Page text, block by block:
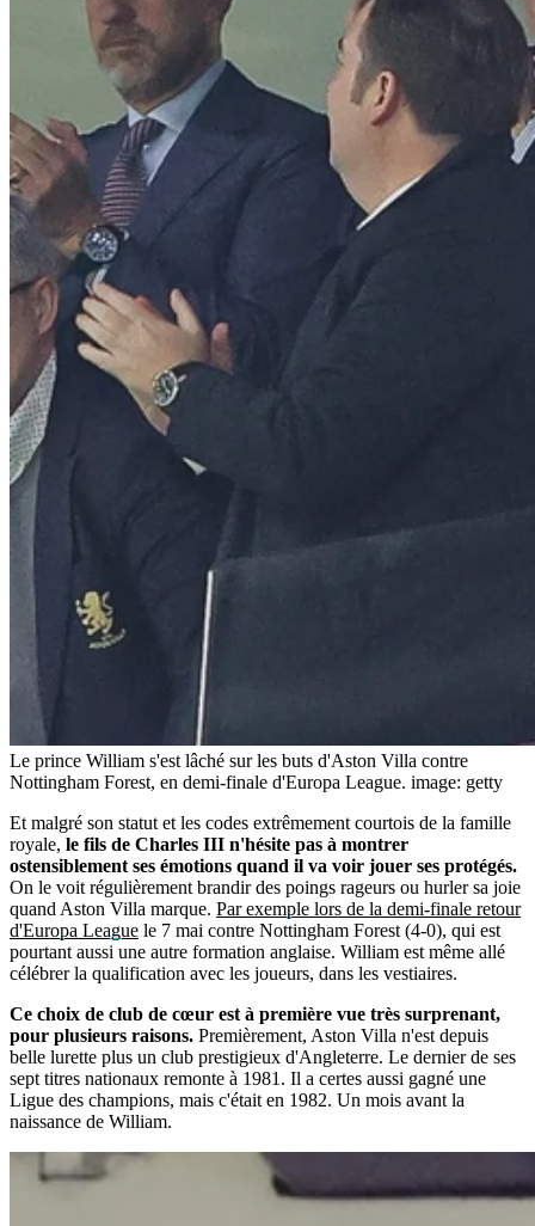
Le prince William s'est lâché sur les buts d'Aston Villa contre
Nottingham Forest, en demi-finale d'Europa League. image: getty
Et malgré son statut et les codes extrêmement courtois de la famille
royale, le fils de Charles III n'hésite pas à montrer
ostensiblement ses émotions quand il va voir jouer ses protégés.
On le voit régulièrement brandir des poings rageurs ou hurler sa joie
quand Aston Villa marque. Par exemple lors de la demi-finale retour
d'Europa League le 7 mai contre Nottingham Forest (4-0), qui est
pourtant aussi une autre formation anglaise. William est même allé
célébrer la qualification avec les joueurs, dans les vestiaires.
Ce choix de club de cœur est à première vue très surprenant,
pour plusieurs raisons. Premièrement, Aston Villa n'est depuis
belle lurette plus un club prestigieux d'Angleterre. Le dernier de ses
sept titres nationaux remonte à 1981. Il a certes aussi gagné une
Ligue des champions, mais c'était en 1982. Un mois avant la
naissance de William.